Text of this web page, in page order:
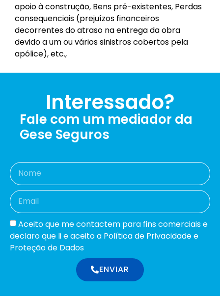
apoio à construção, Bens pré-existentes, Perdas
consequenciais (prejuízos financeiros
decorrentes do atraso na entrega da obra
devido a um ou vários sinistros cobertos pela
apólice), etc.,
Interessado?
Fale com um mediador da
Gese Seguros
Aceito que me contactem para fins comerciais e
declaro que li e aceito a Política de Privacidade e
Proteção de Dados
ENVIAR